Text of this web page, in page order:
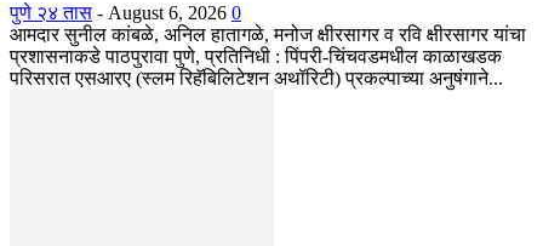
पुणे २४ तास - August 6, 2026 0
आमदार सुनील कांबळे, अनिल हातागळे, मनोज क्षीरसागर व रवि क्षीरसागर यांचा
प्रशासनाकडे पाठपुरावा पुणे, प्रतिनिधी : पिंपरी-चिंचवडमधील काळाखडक
परिसरात एसआरए (स्लम रिहॅबिलिटेशन अथॉरिटी) प्रकल्पाच्या अनुषंगाने...